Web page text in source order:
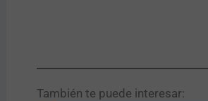
También te puede interesar:​